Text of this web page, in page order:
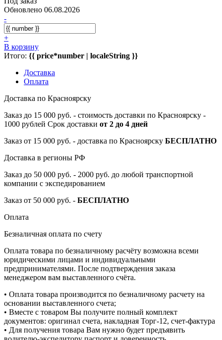
Обновлено 06.08.2026
-
+
В корзину
Итого: {{ price*number | localeString }}
Доставка
Оплата
Доставка по Красноярску
Заказ до 15 000 руб. - стоимость доставки по Красноярску -
1000 рублей Срок доставки от 2 до 4 дней
Заказ от 15 000 руб. - доставка по Красноярску БЕСПЛАТНО
Доставка в регионы РФ
Заказ до 50 000 руб. - 2000 руб. до любой транспортной
компании с экспедированием
Заказ от 50 000 руб. - БЕСПЛАТНО
Оплата
Безналичная оплата по счету
Оплата товара по безналичному расчёту возможна всеми
юридическими лицами и индивидуальными
предпринимателями. После подтверждения заказа
менеджером вам выставленного счёта.
• Оплата товара производится по безналичному расчету на
основании выставленного счета;
• Вместе с товаром Вы получите полный комплект
документов: оригинал счета, накладная Торг-12, счет-фактура
• Для получения товара Вам нужно будет предъявить